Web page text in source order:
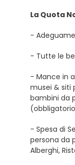
La Quota
-
- Tutte le
- Mance in
musei & siti
bambini da
- Spesa di
persona da
Alberghi,